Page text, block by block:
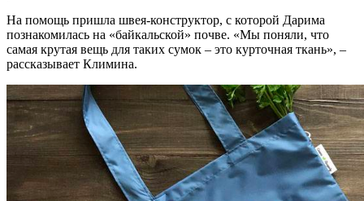
На помощь пришла швея-конструктор, с которой Дарима
познакомилась на «байкальской» почве. «Мы поняли, что
самая крутая вещь для таких сумок – это курточная ткань», –
рассказывает Климина.